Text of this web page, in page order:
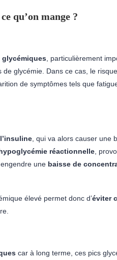
qu’on mange ?
, particulièrement
glycémie. Dans ce cas, le
de symptômes tels que
l’insuline , qui va alors causer une
réactionnelle ,
une baisse de
élevé permet donc d’éviter
car à long terme, ces pics